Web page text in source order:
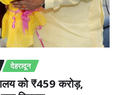
देहरादून
को ₹459 करोड़,